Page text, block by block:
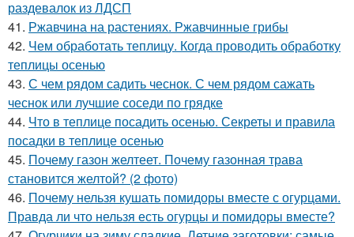
раздевалок из ЛДСП
41. Ржавчина на растениях. Ржавчинные грибы
42. Чем обработать теплицу. Когда проводить обработку
теплицы осенью
43. С чем рядом садить чеснок. С чем рядом сажать
чеснок или лучшие соседи по грядке
44. Что в теплице посадить осенью. Секреты и правила
посадки в теплице осенью
45. Почему газон желтеет. Почему газонная трава
становится желтой? (2 фото)
46. Почему нельзя кушать помидоры вместе с огурцами.
Правда ли что нельзя есть огурцы и помидоры вместе?